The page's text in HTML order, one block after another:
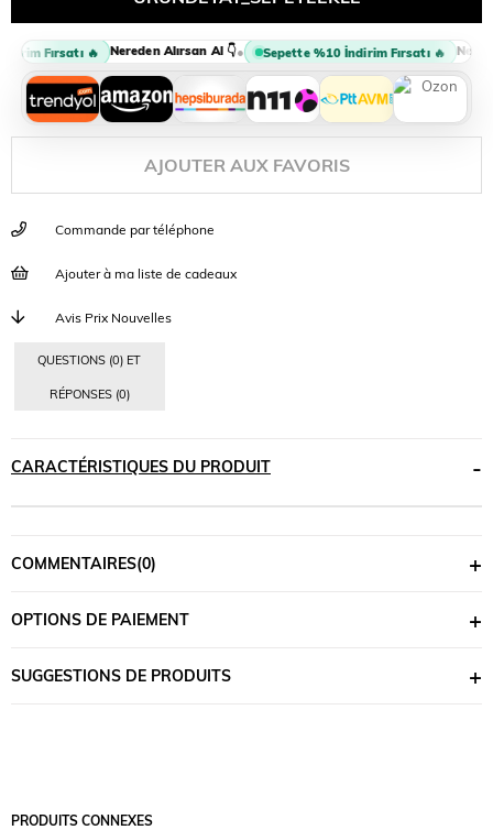
Fırsatı 🔥 Nereden Alırsan Al 👇• Sepette %10 İndirim Fırsatı 🔥
AJOUTER AUX FAVORIS
Commande par téléphone
Ajouter à ma liste de cadeaux
Avis Prix Nouvelles
QUESTIONS (0) ET
RÉPONSES (0)
CARACTÉRISTIQUES DU PRODUIT
COMMENTAIRES(0)
OPTIONS DE PAIEMENT
SUGGESTIONS DE PRODUITS
PRODUITS CONNEXES